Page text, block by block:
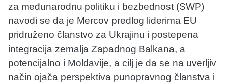
za međunarodnu politiku i bezbednost (SWP)
navodi se da je Mercov predlog liderima EU
pridruženo članstvo za Ukrajinu i postepena
integracija zemalja Zapadnog Balkana, a
potencijalno i Moldavije, a cilj je da se na uverljiv
način ojača perspektiva punopravnog članstva i